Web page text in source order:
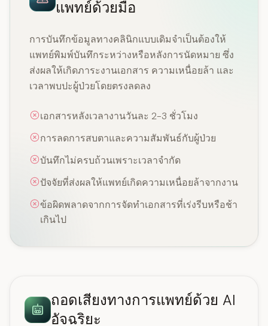
แพทย์ด้วยมือ
การบันทึกข้อมูลทางคลินิกแบบเดิมจำเป็นต้องให้
แพทย์พิมพ์บันทึกระหว่างหรือหลังการนัดหมาย ซึ่ง
ส่งผลให้เกิดภาระงานเอกสาร ความเหนื่อยล้า และ
เวลาพบปะผู้ป่วยโดยตรงลดลง
เอกสารหลังเวลางานวันละ 2-3 ชั่วโมง
การลดการสบตาและความสัมพันธ์กับผู้ป่วย
บันทึกไม่ครบถ้วนเพราะเวลาจำกัด
ปัจจัยที่ส่งผลให้แพทย์เกิดความเหนื่อยล้าจากงาน
ข้อผิดพลาดจากการจัดทำเอกสารที่เร่งรีบหรือช้า
เกินไป
ถอดเสียงทางการแพทย์ด้วย AI
อัจฉริยะ